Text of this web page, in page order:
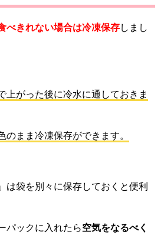
べきれない場合は冷凍保存しまし
上がった後に冷水に通しておきま
のまま冷凍保存ができます。
は袋を別々に保存しておくと便利
パックに入れたら空気をなるべく